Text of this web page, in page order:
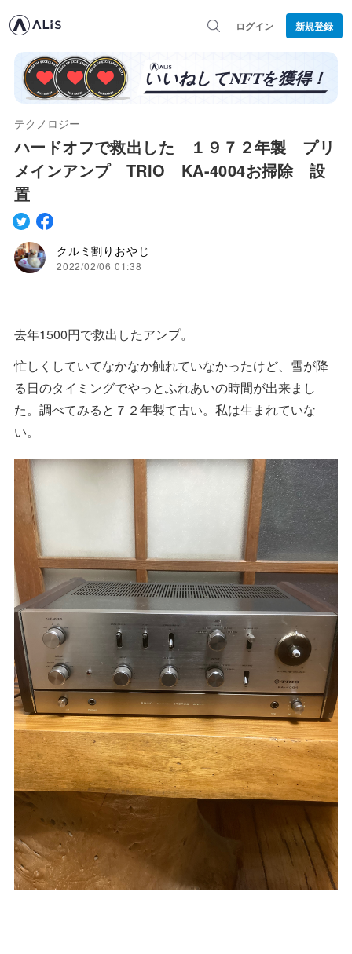
ログイン 新規登録
テクノロジー
ハードオフで救出した １９７２年製 プリ
メインアンプ TRIO KA-4004お掃除 設
置
クルミ割りおやじ
2022/02/06 01:38
去年1500円で救出したアンプ。
忙しくしていてなかなか触れていなかったけど、雪が降
る日のタイミングでやっとふれあいの時間が出来まし
た。調べてみると７２年製て古い。私は生まれていな
い。